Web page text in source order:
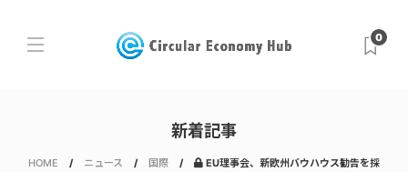
0
新着記事
HOME ニュース 国際
EU理事会、新欧州バウハウス勧告を採